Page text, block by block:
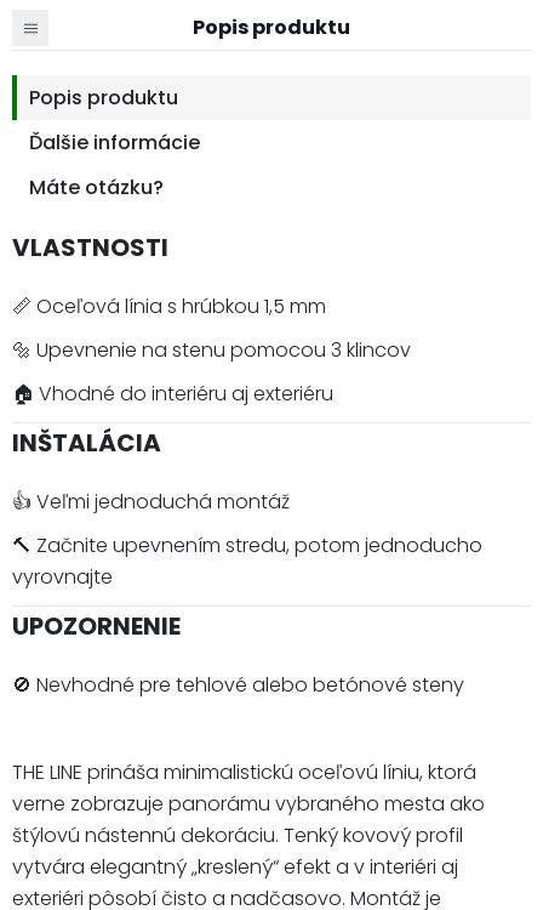
Popis produktu
Popis produktu
Ďalšie informácie
Máte otázku?
VLASTNOSTI
📏 Oceľová línia s hrúbkou 1,5 mm
🔩 Upevnenie na stenu pomocou 3 klincov
🏠 Vhodné do interiéru aj exteriéru
INŠTALÁCIA
👍 Veľmi jednoduchá montáž
🔨 Začnite upevnením stredu, potom jednoducho
vyrovnajte
UPOZORNENIE
🚫 Nevhodné pre tehlové alebo betónové steny
THE LINE prináša minimalistickú oceľovú líniu, ktorá
verne zobrazuje panorámu vybraného mesta ako
štýlovú nástennú dekoráciu. Tenký kovový profil
vytvára elegantný „kreslený“ efekt a v interiéri aj
exteriéri pôsobí čisto a nadčasovo. Montáž je